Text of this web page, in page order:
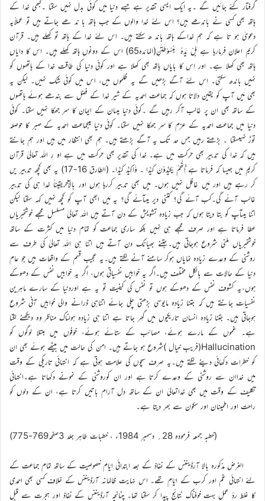
گرفتار کئے جائیں گے ۔یہ ایک ایسی تقدیر ہے جسے دنیا میں کوئی بدل نہیں سکتا ۔کبھی خدا کے
ہاتھ بھی کسی نے باندھے ہیں؟ اس لئے خدا والوں کے جب ہاتھ با ند ھے جاتے ہیں تو عملاًیہ
دعویٰ ہو تا ہے کہ ہم خداکے ہاتھ باند ھ سکتے ہیں۔ اس لئے خدا کے ہاتھ تو کھلے ہیں۔ قرآن
کریم اعلان فرمارہا ہے بَلْ یَدٰہُ مَبْسُوْطَتٰنِ(المائدہ65) اس کے دونوں ہاتھ کھلے ہیں۔ اس کا دایاں
ہاتھ بھی کھلا ہے۔ اور اس کا بایاں ہاتھ بھی کھلا ہے اور کوئی دنیا کی طاقت خدا کے ہاتھوں کو
نہیں باندھ سکتی۔ اس لئے آگے بڑھیں گے یہ ظلموں میں، اس میں کوئی شک نہیں۔ لیکن یہ
بھی مَیں آپ کو یقین دلاتا ہوں کہ جماعت احمدیہ کے شیر خدا کے فضل سے بندھے ہوئے ہاتھوں
کے ساتھ بھی ان پر غالب آکر رہیں گے ۔کوئی دنیا میںان کے ایمان کا سر جھکا نہیں سکتا۔ کوئی
دنیا میں جماعت احمدیہ کے عزم کا سر جھکا نہیں سکتا۔ کوئی دنیا میںجماعت احمدیہ کے صبر کا حوصلہ
توڑ نہیںسکتا ۔ بڑھتے رہیں جس حد تک یہ آگے بڑھتے ہیں۔ ہم بھی انتظار میں ہیں اور ہم جانتے
ہیں کہ خدا کی تدبیر بھی حرکت میں ہے۔ خدا کی تقدیر بھی حرکت میں ہے او ر اللہ تعالیٰ قرآن
کریم میں جیسا کہ فرماتا ہے اِنَّھُمْ یَکِیْدُوْنَ کَیْدًا ۔ وَّاَکِیْدُ کَیْدًا۔ (الطارق 16-17) یہ بھی کچھ تدبیر یں
کر رہے ہیں اور مَیں غافل نہیں ہوں۔ میں بھی تدبیر کررہا ہوں اور بالآخریقیناً خدا ہی کی تدبیر
غالب آئے گی۔کب آئے گی؟ کتنی دیر میںآئے گی؟ یہ مَیں ابھی آپ کو کچھ نہیں کہہ سکتا لیکن
اتنا میںآپ کو بتا دیتا ہوں کہ جب زیادہ تشویش کے دن آتے ہیں اللہ تعالیٰ مسلسل مجھے خوشخبریاں
عطا فرماتا ہے اور صرف مجھے ہی نہیں بلکہ ساری جماعت کو تمام دنیا میں کثرت کے ساتھ
خوشخبریاں ملنی شروع ہوجاتی ہیں۔جتنے بھیانک دن آتے ہیں اتنا ہی اللہ تعالیٰ کی طرف سے
روشنی کے وعدے زیادہ نمایاں ہوکر سامنے آنے لگتے ہیں۔یہ عجیب قسم کے واقعات ہیں جو عام
دنیا کے حالات سے بالکل مختلف ہیں۔اگر یہ خوابیں نفسیاتی ہوں، اگر یہ خوابیں نفس کے دھوکے
ہوں،یہ کشوف نفس کے دھوکے ہوں تو نفس کی کیفیت تو یہ ہے اوردنیا کے سارے ماہرین
نفسیات جانتے ہیں کہ جتنا زیادہ مایوسی بڑھتی چلی جائے اتناہی ڈرانے والی خوابیں آنی شروع
ہوجاتی ہیں۔ جتنا زیادہ انسان تاریکیوں میں گھِر جاتا ہے اتنا ہی زیادہ ہولناک مناظر وہ دیکھنے لگتا
ہے۔ غموں کے مارے ہوئے، مصائب کے ستائے ہوئے، خوفوں میں مبتلا لوگوں کو
Hallucination(فریبِ خیال )شروع ہو جاتے ہیں۔ امن کی حالت میں بیٹھے ہوئے بھی ان
کو خطرات دکھائی دینے لگتے ہیں۔یہ صرف سچوں کی علامت ہوتی ہے کہ انتہائی تاریکی کے وقت
میں خداان سے روشنی کے وعدے کرتا ہے اور ان کوروشنی کے نمونے دکھاتا ہے۔انتہائی
تکلیف کے وقت میں بھی خداتعالیٰ ان کے ساتھ دل آرام باتیں کرتا ہے، ان کے دلوں کو
راحت اور اطمینان اور سکون سے بھر دیتا ہے۔
(خطبہ جمعہ فرمودہ 28؍ دسمبر 1984ء ، خطبات طاہر جلد 3صفحہ769-775)
الغرض مذکورہ بالا آرڈیننس کے نفاذ کے بعد ابتدائی ایّام خصوصیت کے ساتھ تمام جماعت کے
لئے انتہائی غم اور کرب کے ایّام تھے۔ اس نہایت ظالمانہ آرڈیننس کے خلاف کسی بھی احمدی
کا غلط ردِّ عمل بہت خوفناک نتائج پیدا کر سکتا تھا۔ چنانچہ آرڈیننس کے نفاذ اور ہجرت سے قبل